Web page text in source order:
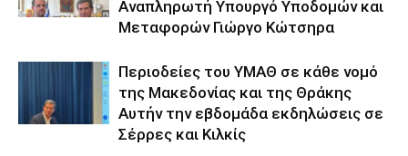
Αναπληρωτή Υπουργό Υποδομών και
Μεταφορών Γιώργο Κώτσηρα
Περιοδείες του ΥΜΑΘ σε κάθε νομό
της Μακεδονίας και της Θράκης
Αυτήν την εβδομάδα εκδηλώσεις σε
Σέρρες και Κιλκίς